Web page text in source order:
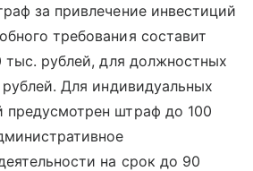
за привлечение инвестиций
требования составит
рублей, для должностных
Для индивидуальных
предусмотрен штраф до 100
на срок до 90